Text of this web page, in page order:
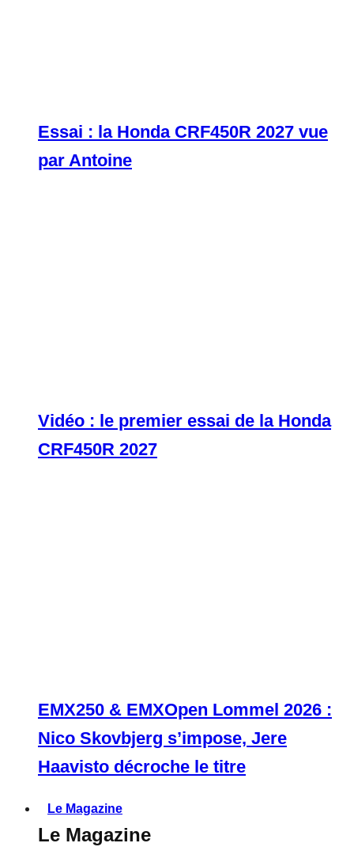
Essai : la Honda CRF450R 2027 vue
par Antoine
Vidéo : le premier essai de la Honda
CRF450R 2027
EMX250 & EMXOpen Lommel 2026 :
Nico Skovbjerg s’impose, Jere
Haavisto décroche le titre
Le Magazine
Le Magazine